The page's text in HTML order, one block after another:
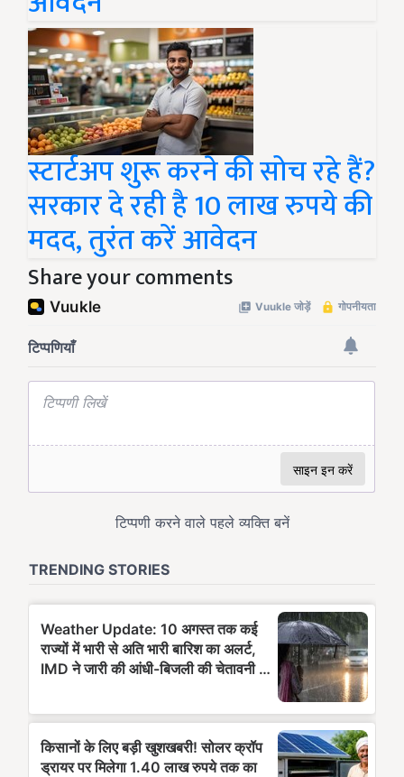
स्टार्टअप शुरू करने की सोच रहे हैं?
सरकार दे रही है 10 लाख रुपये की
मदद, तुरंत करें आवेदन
Share your comments